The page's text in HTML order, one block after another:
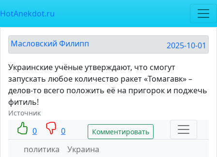
HotAnekdot.ru
Масловский Филипп 2025-10-01
Украинские учёные утверждают, что смогут
запускать любое количество ракет «Томагавк» –
делов-то всего положить её на пригорок и поджечь
фитиль!
Источник
0 0 Комментировать
политика Украина